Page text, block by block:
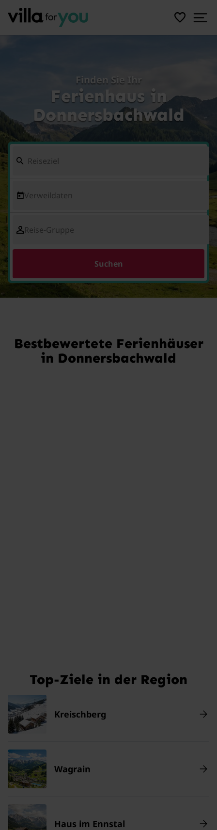
Finden Sie Ihr
Ferienhaus in
Donnersbachwald
Verweildaten
Reise-Gruppe
Suchen
Bestbewertete Ferienhäuser
in Donnersbachwald
Top-Ziele in der Region
Kreischberg
Wagrain
Haus im Ennstal